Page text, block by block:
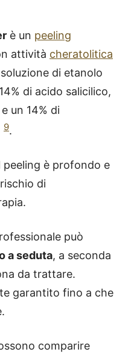
è un peeling
attività cheratolitica
di etanolo
di acido salicilico,
un 14% di
9.
peeling è profondo e
di
può
a seduta, a seconda
da trattare.
garantito fino a che
comparire